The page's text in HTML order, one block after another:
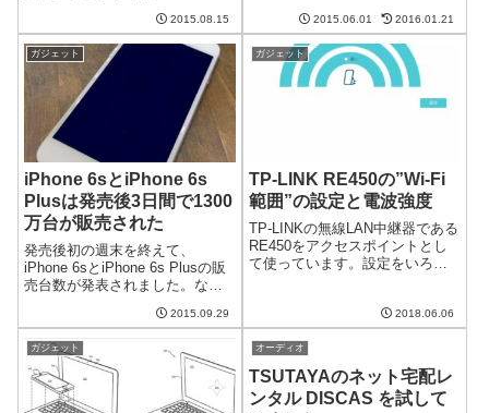
ょう。さらには4Kディスプレイ
を搭載する可能性があるとか。
Xperia Z5+には指紋センサーを...
2015.08.15
た写真だけだと思われていない
でしょうか？実は、パソコン上
にある写真をアップロードして
バッ...
2015.06.01 2016.01.21
ガジェット
iPhone 6sとiPhone 6s
Plusは発売後3日間で1300
万台が販売された
発売後初の週末を終えて、
iPhone 6sとiPhone 6s Plusの販
売台数が発表されました。なん
す。相変わらずすごい人気です
300万台上回るiPhone...
2015.09.29
ガジェット
TP-LINK RE450の”Wi-Fi
範囲”の設定と電波強度
TP-LINKの無線LAN中継器である
RE450をアクセスポイントとし
て使っています。設定をいろい
何が変わるのか試してみまし
た。最大、標準、最小から選べ
る電波の強度この設定はRE...
2018.06.06
ガジェット オーディオ
TSUTAYAのネット宅配レ
ンタル DISCAS を試して